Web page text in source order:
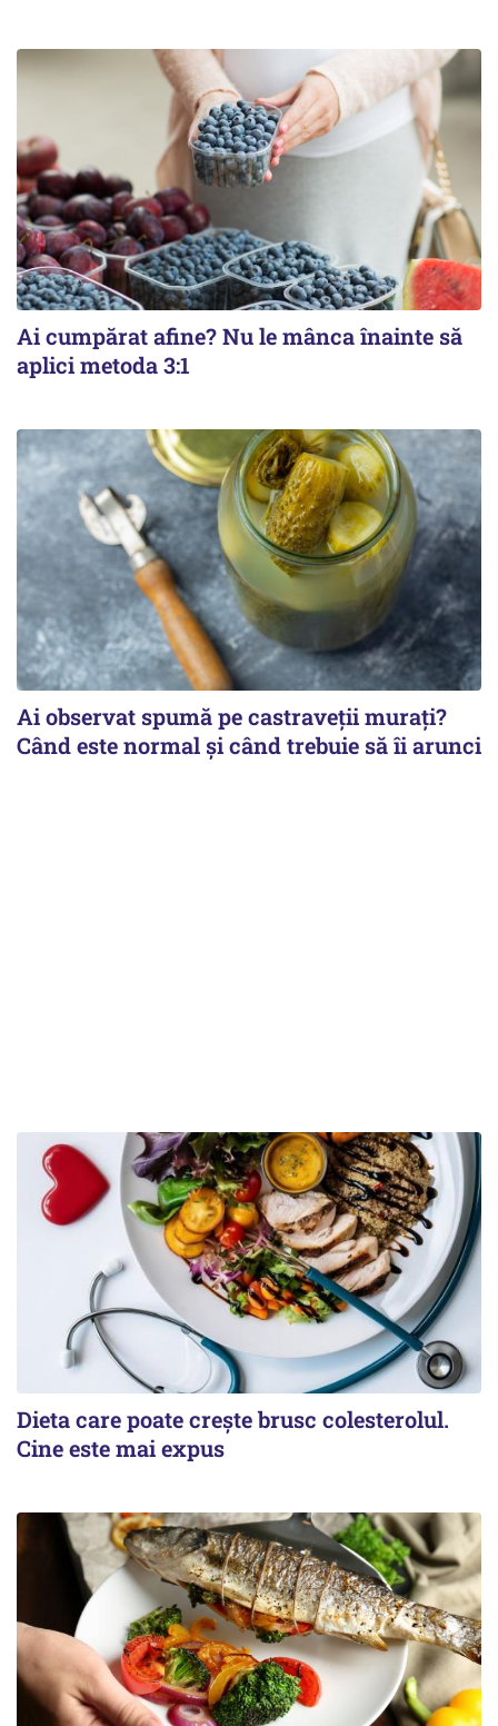
Ai cumpărat afine? Nu le mânca înainte să
aplici metoda 3:1
Ai observat spumă pe castraveții murați?
Când este normal și când trebuie să îi arunci
Dieta care poate crește brusc colesterolul.
Cine este mai expus